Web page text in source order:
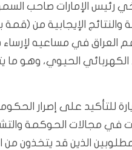
الإمارات صاحب السمو
في مساعيه لإرساء
الكهربائي الحيوي، وهو
للتأكيد على إصرار
في مجالات الحوكمة
الذين قد يتخذون من